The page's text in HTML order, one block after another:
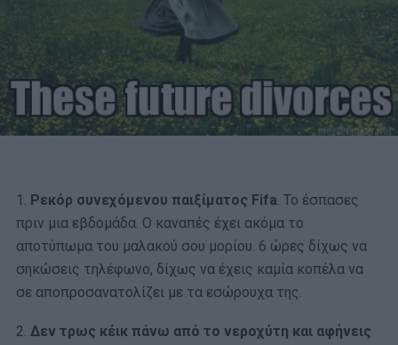
1. Ρεκόρ συνεχόμενου παιξίματος Fifa. Το έσπασες
πριν μια εβδομάδα. Ο καναπές έχει ακόμα το
αποτύπωμα του μαλακού σου μορίου. 6 ώρες δίχως να
σηκώσεις τηλέφωνο, δίχως να έχεις καμία κοπέλα να
σε αποπροσανατολίζει με τα εσώρουχα της.
2. Δεν τρως κέικ πάνω από το νεροχύτη και αφήνεις